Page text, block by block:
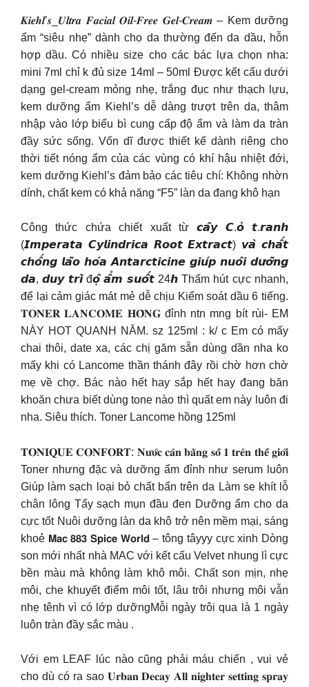
𝑲𝒊𝒆𝒉𝒍’𝒔_𝑼𝒍𝒕𝒓𝒂 𝑭𝒂𝒄𝒊𝒂𝒍 𝑶𝒊𝒍-𝑭𝒓𝒆𝒆 𝑮𝒆𝒍-𝑪𝒓𝒆𝒂𝒎 – Kem dưỡng
ẩm “siêu nhẹ” dành cho da thường đến da dầu, hỗn
hợp dầu. Có nhiều size cho các bác lựa chọn nha:
mini 7ml chỉ k đủ size 14ml – 50ml Được kết cấu dưới
dạng gel-cream mỏng nhẹ, trắng đục như thạch lựu,
kem dưỡng ẩm Kiehl’s dễ dàng trượt trên da, thâm
nhập vào lớp biểu bì cung cấp độ ẩm và làm da tràn
đầy sức sống. Vốn dĩ được thiết kế dành riêng cho
thời tiết nóng ẩm của các vùng có khí hậu nhiệt đới,
kem dưỡng Kiehl’s đảm bảo các tiêu chí: Không nhờn
dính, chất kem có khả năng “F5” làn da đang khô hạn
Công thức chứa chiết xuất từ 𝙘𝙖̂𝙮 𝘾.𝙤̉ 𝙩.𝙧𝙖𝙣𝙝
(𝙄𝙢𝙥𝙚𝙧𝙖𝙩𝙖 𝘾𝙮𝙡𝙞𝙣𝙙𝙧𝙞𝙘𝙖 𝙍𝙤𝙤𝙩 𝙀𝙭𝙩𝙧𝙖𝙘𝙩) 𝙫𝙖̀ 𝙘𝙝𝙖̂́𝙩
𝙘𝙝𝙤̂́𝙣𝙜 𝙡𝙖̃𝙤 𝙝𝙤́𝙖 𝘼𝙣𝙩𝙖𝙧𝙘𝙩𝙞𝙘𝙞𝙣𝙚 𝙜𝙞𝙪́𝙥 𝙣𝙪𝙤̂𝙞 𝙙𝙪̛𝙤̛̃𝙣𝙜
𝙙𝙖, 𝙙𝙪𝙮 𝙩𝙧𝙞̀ đ𝙤̣̂ 𝙖̂̉𝙢 𝙨𝙪𝙤̂́𝙩 24𝙝 Thấm hút cực nhanh,
để lại cảm giác mát mẻ dễ chịu Kiểm soát dầu 6 tiếng.
𝐓𝐎𝐍𝐄𝐑 𝐋𝐀𝐍𝐂𝐎𝐌𝐄 𝐇𝐎̂̀𝐍𝐆 đỉnh ntn mng bít rùi- EM
NÀY HOT QUANH NĂM. sz 125ml : k/ c Em có mấy
chai thôi, date xa, các chị găm sẵn dùng dần nha ko
mấy khi có Lancome thần thánh đây rồi chờ hơn chờ
mẹ về chợ. Bác nào hết hay sắp hết hay đang băn
khoăn chưa biết dùng tone nào thì quất em này luôn đi
nha. Siêu thích. Toner Lancome hồng 125ml
𝐓𝐎𝐍𝐈𝐐𝐔𝐄 𝐂𝐎𝐍𝐅𝐎𝐑𝐓: 𝐍𝐮̛𝐨̛́𝐜 𝐜𝐚̂𝐧 𝐛𝐚̆̀𝐧𝐠 𝐬𝐨̂́ 𝟏 𝐭𝐫𝐞̂𝐧 𝐭𝐡𝐞̂́ 𝐠𝐢𝐨̛́𝐢
Toner nhưng đặc và dưỡng ẩm đỉnh như serum luôn
Giúp làm sạch loại bỏ chất bẩn trên da Làm se khít lỗ
chân lông Tẩy sạch mụn đầu đen Dưỡng ẩm cho da
cực tốt Nuôi dưỡng làn da khô trở nên mềm mại, sáng
khoẻ 𝗠𝗮𝗰 𝟴𝟴𝟯 𝗦𝗽𝗶𝗰𝗲 𝗪𝗼𝗿𝗹𝗱 – tông tâyyy cực xinh Dòng
son mới nhất nhà MAC với kết cấu Velvet nhung lì cực
bền màu mà không làm khô môi. Chất son mịn, nhẹ
môi, che khuyết điểm môi tốt, lâu trôi nhưng môi vẫn
nhẹ tênh vì có lớp dưỡngMỗi ngày trôi qua là 1 ngày
luôn tràn đầy sắc màu .
Với em LEAF lúc nào cũng phải máu chiến , vui vẻ
cho dù có ra sao 𝐔𝐫𝐛𝐚𝐧 𝐃𝐞𝐜𝐚𝐲 𝐀𝐥𝐥 𝐧𝐢𝐠𝐡𝐭𝐞𝐫 𝐬𝐞𝐭𝐭𝐢𝐧𝐠 𝐬𝐩𝐫𝐚𝐲